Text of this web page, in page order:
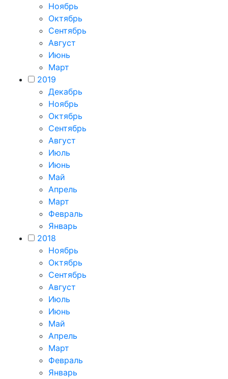
Ноябрь
Октябрь
Сентябрь
Август
Июнь
Март
2019
Декабрь
Ноябрь
Октябрь
Сентябрь
Август
Июль
Июнь
Май
Апрель
Март
Февраль
Январь
2018
Ноябрь
Октябрь
Сентябрь
Август
Июль
Июнь
Май
Апрель
Март
Февраль
Январь